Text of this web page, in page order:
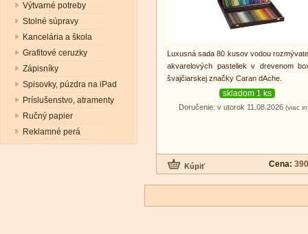
Výtvarné potreby
Stolné súpravy
Kancelária a škola
Grafitové ceruzky
Zápisníky
Spisovky, púzdra na iPad
Príslušenstvo, atramenty
Ručný papier
Reklamné perá
Luxusná sada 80 kusov vodou
akvarelových pasteliek v drevenom
švajčiarskej značky Caran dAche.
skladom 1 ks
Doručenie: v utorok 11.08.2026 (viac
Cena: